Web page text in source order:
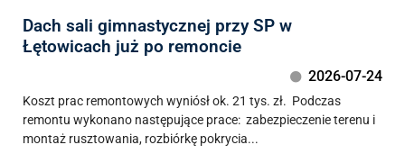
Dach sali gimnastycznej przy SP w
Łętowicach już po remoncie
2026-07-24
Koszt prac remontowych wyniósł ok. 21 tys. zł. Podczas
remontu wykonano następujące prace: zabezpieczenie terenu i
montaż rusztowania, rozbiórkę pokrycia...